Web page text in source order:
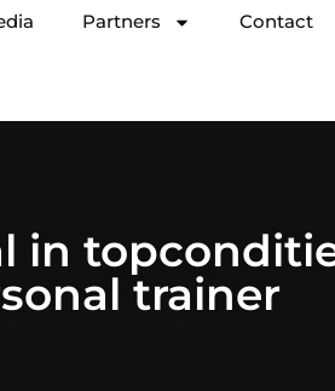
Partners Contact
in
trainer